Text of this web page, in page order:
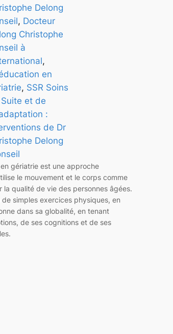
Delong
, Docteur
Christophe
à
en
, SSR Soins
et de
:
de Dr
Delong
gériatrie est une approche
le mouvement et le corps comme
la qualité de vie des personnes âgées.
simples exercices physiques, en
dans sa globalité, en tenant
de ses cognitions et de ses